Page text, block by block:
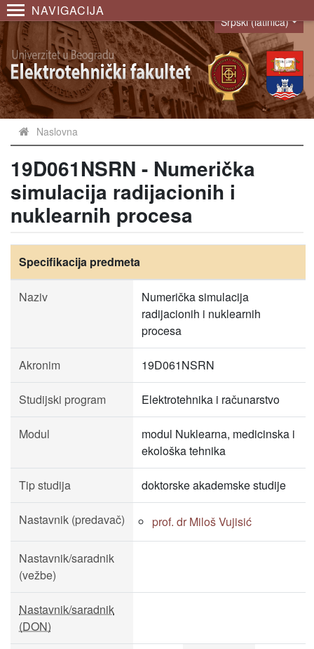
NAVIGACIJA
Language
Srpski (latinica)
Naslovna
19D061NSRN - Numerička
simulacija radijacionih i
nuklearnih procesa
Specifikacija predmeta
Naziv
Numerička simulacija
radijacionih i nuklearnih
procesa
Akronim 19D061NSRN
Studijski program Elektrotehnika i računarstvo
Modul
modul Nuklearna, medicinska i
ekološka tehnika
Tip studija doktorske akademske studije
Nastavnik (predavač) prof. dr Miloš Vujisić
Nastavnik/saradnik
(vežbe)
Nastavnik/saradnik
(DON)